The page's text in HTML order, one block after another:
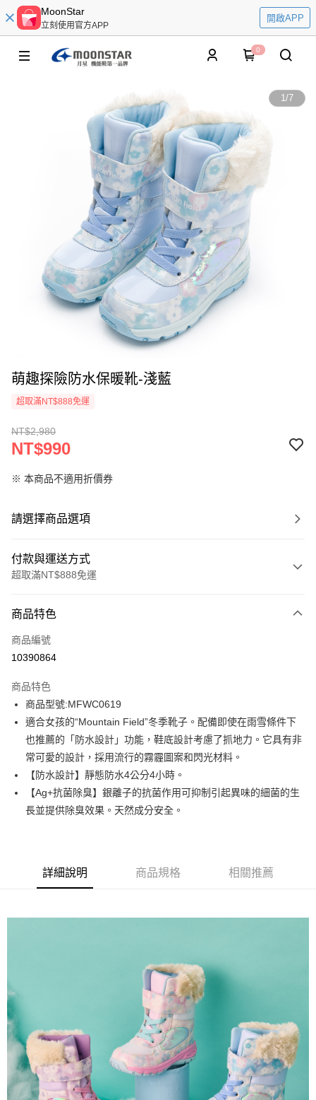
MoonStar
立刻使用官方APP
開啟APP
0
1/7
萌趣探險防水保暖靴-淺藍
超取滿NT$888免運
NT$2,980
NT$990
※ 本商品不適用折價券
請選擇商品選項
付款與運送方式
超取滿NT$888免運
信用卡一次付款
信用卡分期付款
合作金庫商業銀行
華南商業銀行
上海商業儲蓄銀行
台北富邦商業銀行
國泰世華商業銀行
兆豐國際商業銀行
臺灣中小企業銀行
台中商業銀行
匯豐（台灣）商業銀行
華泰商業銀行
聯邦商業銀行
遠東國際商業銀行
元大商業銀行
永豐商業銀行
玉山商業銀行
星展（台灣）商業銀行
6 期 0 利率 每期
華南商業銀行
彰化商業銀行
上海商業儲蓄銀行
台北富邦商業銀行
國泰世華商業銀行
兆豐國際商業銀行
臺灣中小企業銀行
台中商業銀行
匯豐（台灣）商業銀行
華泰商業銀行
聯邦商業銀行
元大商業銀行
12 期 0 利率 每期
合作金庫商業銀行
第一商業銀行
上海商業儲蓄銀行
台北富邦商業銀行
國泰世華商業銀行
兆豐國際商業銀行
臺灣中小企業銀行
台中商業銀行
匯豐（台灣）商業銀行
華泰商業銀行
台新國際商業銀行
中國信託商業銀行
LINE Pay
Apple Pay
街口支付
悠遊付
全盈+PAY
１．簡單：不需註冊會員、不需綁卡、不需儲值。
２．便利：只要手機號碼，簡訊認證，即可結帳。
３．安心：先確認商品／服務後，再付款。
【「AFTEE先享後付」結帳流程】
１．於結帳方式選擇「AFTEE先享後付」後，將跳轉至「AFTEE先享後付」
結帳頁面，進行簡訊認證並確認金額後，即可完成結帳。
２．訂單成立數日內，您將收到繳費通知簡訊。
３．收到繳費通知簡訊後14天內，點擊此簡訊中的連結，可透過四大超商／
ATM／網路銀行／等多元方式進行付款，方視為交易完成。
※ 請注意：結帳手續完成當下不需立刻繳費，但若您需要取消訂單，請聯絡
全家取貨
每筆NT$80，滿NT$888(含以上)免運費
萊爾富取貨
每筆NT$80，滿NT$1,000(含以上)免運費
7-11取貨
商品特色
商品編號
10390864
商品特色
商品型號:MFWC0619
適合女孩的“Mountain Field”冬季靴子。配備即使在雨雪條件下
也推薦的「防水設計」功能，鞋底設計考慮了抓地力。它具有非
常可愛的設計，採用流行的霧霾圖案和閃光材料。
【防水設計】靜態防水4公分4小時。
【Ag+抗菌除臭】銀離子的抗菌作用可抑制引起異味的細菌的生
長並提供除臭效果。天然成分安全。
詳細說明 商品規格 相關推薦